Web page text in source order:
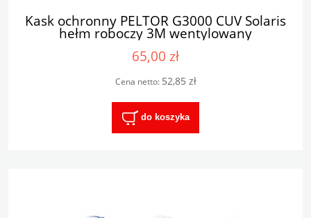
Kask ochronny PELTOR G3000 CUV Solaris
hełm roboczy 3M wentylowany
65,00 zł
Cena netto: 52,85 zł
do koszyka